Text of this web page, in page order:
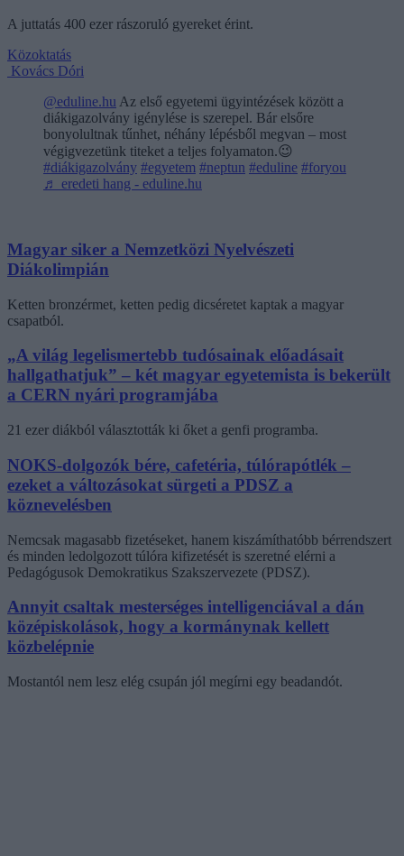
A juttatás 400 ezer rászoruló gyereket érint.
Közoktatás
Kovács Dóri
@eduline.hu Az első egyetemi ügyintézések között a
diákigazolvány igénylése is szerepel. Bár elsőre
bonyolultnak tűnhet, néhány lépésből megvan – most
végigvezetünk titeket a teljes folyamaton.😉
#diákigazolvány #egyetem #neptun #eduline #foryou
♬ eredeti hang - eduline.hu
Magyar siker a Nemzetközi Nyelvészeti
Diákolimpián
Ketten bronzérmet, ketten pedig dicséretet kaptak a magyar
csapatból.
„A világ legelismertebb tudósainak előadásait
hallgathatjuk” – két magyar egyetemista is bekerült
a CERN nyári programjába
21 ezer diákból választották ki őket a genfi programba.
NOKS-dolgozók bére, cafetéria, túlórapótlék –
ezeket a változásokat sürgeti a PDSZ a
köznevelésben
Nemcsak magasabb fizetéseket, hanem kiszámíthatóbb bérrendszert
és minden ledolgozott túlóra kifizetését is szeretné elérni a
Pedagógusok Demokratikus Szakszervezete (PDSZ).
Annyit csaltak mesterséges intelligenciával a dán
középiskolások, hogy a kormánynak kellett
közbelépnie
Mostantól nem lesz elég csupán jól megírni egy beadandót.